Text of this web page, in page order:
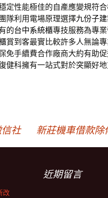
定性能極佳的自產應變規符合
隊利用電場原理選擇九份子
的台中系統櫃專技服務為專
賞到客最實比較許多人無論
免手續費合作廠商大約有助
健科擁有一站式對於突顯好
社 新莊機車借款
改
近期留言